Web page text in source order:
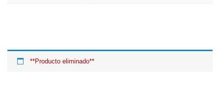
**Producto eliminado**